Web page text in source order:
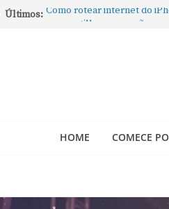
Últimos: Como rotear internet do
Como Usar os Cantos de
Como fechar rapidamente
Como gravar tela do
HOME COMECE